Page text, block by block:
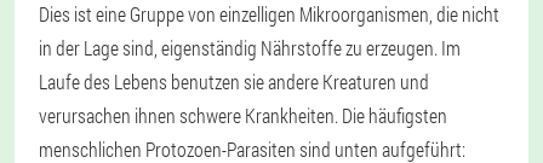
Dies ist eine Gruppe von einzelligen Mikroorganismen, die nicht
in der Lage sind, eigenständig Nährstoffe zu erzeugen. Im
Laufe des Lebens benutzen sie andere Kreaturen und
verursachen ihnen schwere Krankheiten. Die häufigsten
menschlichen Protozoen-Parasiten sind unten aufgeführt: